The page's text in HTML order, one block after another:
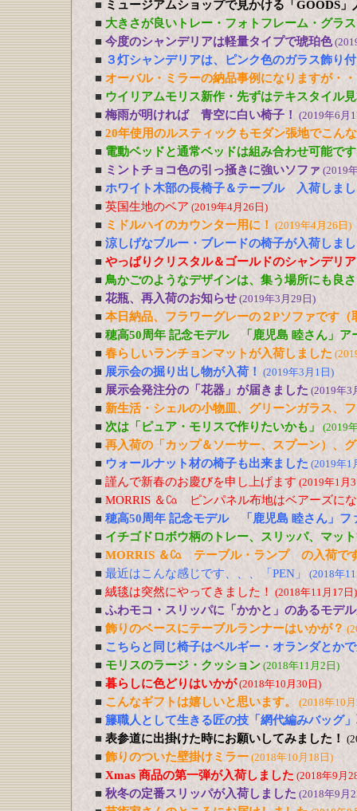
■ ミュージアムショップで見かける「GOODS」
■ 大きさが良いトレー・フォトフレーム・グラ
■ 今度のシャンデリアは軽量タイプで琥珀色
■ ３灯シャンデリアは、ピンク色のガラス飾り付
■ オーバル・ミラーの納品事例になりますが・
■ ウイリアムモリス新作・先ずはテキスタイル
■ 梅雨が明ければ 青空に白い椅子！ (2019年6月
■ 20年使用のルスティックもモダン張地でこん
■ 電動ベッドと通常ベッドは組み合わせ可能です
■ ミントチョコ色の引っ掻きに強いソファ (2019
■ ホワイト木部の長椅子＆テーブル 入荷しま
■ 英国生地のベア (2019年4月26日)
■ ミドルハイのカウンター用に！ (2019年4月26日)
■ 涼しげなブルー・ブレードの椅子が入荷しま
■ やっぱりクリスタル＆ゴールドのシャンデリ
■ 鳥かごのようなデザインは、集う場所にも良
■ 花瓶、再入荷のお知らせ (2019年3月29日)
■ 本日納品、フラワーグレーの２Pソファです（
■ 穂高50周年 記念モデル 「鹿児島 睦さん」
■ 春らしいランチョンマットが入荷しました
■ 展示会の掘り出し物が入荷！ (2019年3月1日)
■ 展示会発注分の「花器」が届きました (2019年3
■ 新生活・シェルの小物皿、グリーンガラス、
■ 次は「ピュア・モリスで作りたいかも」 (2019
■ 再入荷の「カップ＆ソーサー、スプーン）、
■ ウォールナット材の椅子も出来ました (2019年1
■ 謹んで新春のお慶びを申し上げます (2019年1月
■ MORRIS ＆㏇ ピンパネル布地はベアーズに
■ 穂高50周年 記念モデル 「鹿児島 睦さん」フ
■ イチゴドロボウ柄のトレー、スリッパ、マッ
■ MORRIS ＆㏇ テーブル・ランプ の入荷で
■ 最近はこんな感じです、、、「PEN」 (2018年
■ 絨毯は突然にやってきました！ (2018年11月17日)
■ ふわモコ・スリッパに「かかと」のあるモデ
■ 飾りのベースにテーブルランナーはいかが？
■ こちらと同じ椅子はベルギー・オランダとか
■ モリスのラージ・クッション (2018年11月2日)
■ 暮らしに色どりはいかが(2018年10月30日)
■ こんなギフトは嬉しいと思います。 (2018年10
■ 籐職人として生きる匠の技「網代編みバッグ
■ 表参道に出掛けた時にお願いしてみました！
■ 飾りのついた壁掛けミラー (2018年10月18日)
■ Xmas 商品の第一弾が入荷しました (2018年9月
■ 秋冬の定番スリッパが入荷しました (2018年9月